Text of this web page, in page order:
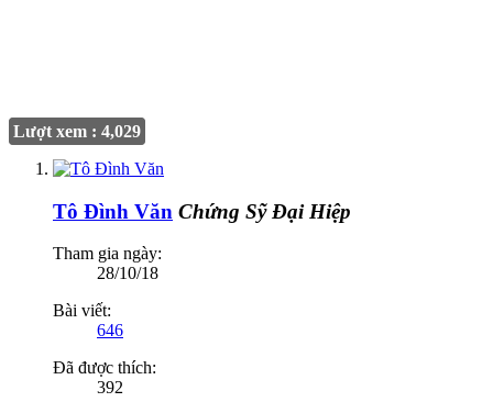
Lượt xem : 4,029
Tô Đình Văn Chứng Sỹ Đại Hiệp
Tham gia ngày:
28/10/18
Bài viết:
646
Đã được thích:
392